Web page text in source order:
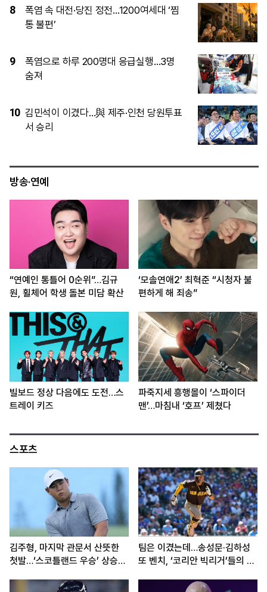
3
이재명 대통령이 직접 챙기는 ‘결혼 페널
티’, 뭐가 바뀌나
4
“아버지는 마음속에 살아 있다”…70여 년
기다린 미군 남매에 한·미 “마지막 한 분까
5
제주·인천 당심은 김민석…정청래와 누적
득표 ‘초박빙’
방송·연예
“연예인 통틀어 0순위”…김규
원, 휠체어 학생 돌본 미담 확산
‘모솔연애2’ 최혁준 “시청자 불
편하게 해 죄송”
빌보드 정상 다음에도 도전…스
트레이 키즈
파죽지세 흥행몰이 ‘스파이더
맨’…마침내 ‘호프’ 제쳤다
스포츠
김주형, 마지막 관문서 산뜻한
첫발…‘스코틀랜드 우승’ 상승세
팀은 이겼는데…송성문·김하성
또 벤치, ‘코리안 빅리거’들의 고